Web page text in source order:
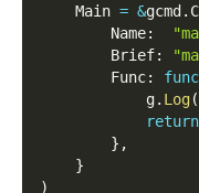
    Main
= &gcmd .
        Name
:
        Brief
:
        Func
: func
            g
. Log(
return
} ,
}
)